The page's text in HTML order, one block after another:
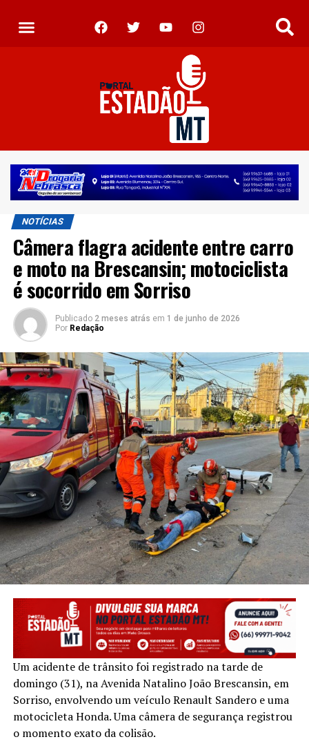
NOTÍCIAS
Câmera flagra acidente entre carro
e moto na Brescansin; motociclista
é socorrido em Sorriso
Publicado 2 meses atrás em 1 de junho de 2026
Por Redação
Um acidente de trânsito foi registrado na tarde de
domingo (31), na Avenida Natalino João Brescansin, em
Sorriso, envolvendo um veículo Renault Sandero e uma
motocicleta Honda. Uma câmera de segurança registrou
o momento exato da colisão.